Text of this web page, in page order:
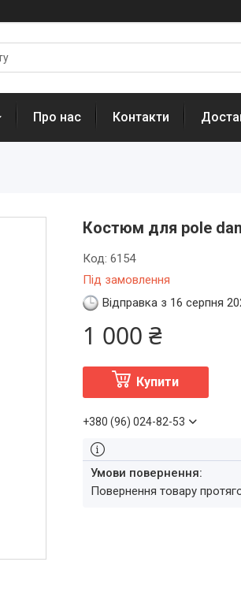
Про нас Контакти
Костюм для pole
Під замовлення
Код: 6154
Відправка з 16 серпня
1 000 ₴
Купити
+380 (96) 024-82-53
повернення товару